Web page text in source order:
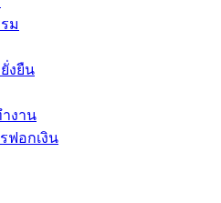
ม
งยืน
งาน
ฟอกเงิน